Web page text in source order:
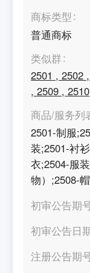
商标类型
普通商标
类似群
2501 ,2502
,2509 ,2510
商品/服务列
2501-制服
装;2501-衬
衣;2504-服
物）;2508-
初审公告期
初审公告日
注册公告期